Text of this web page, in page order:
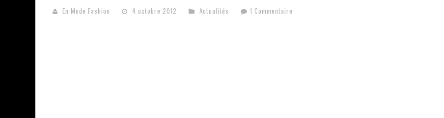
En Mode Fashion 4 octobre 2012 Actualités 1 Commentaire